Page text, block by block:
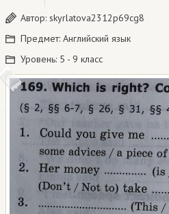
Автор: skyrlatova2312p69cg8
Предмет: Английский язык
Уровень: 5 - 9 класс